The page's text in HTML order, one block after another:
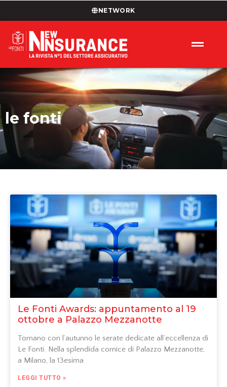
NETWORK
le fonti
Le Fonti Awards: appuntamento al 19
ottobre a Palazzo Mezzanotte
Tornano con l’autunno le serate dedicate all’eccellenza di
Le Fonti. Nella splendida cornice di Palazzo Mezzanotte,
a Milano, la 13esima
LEGGI TUTTO »